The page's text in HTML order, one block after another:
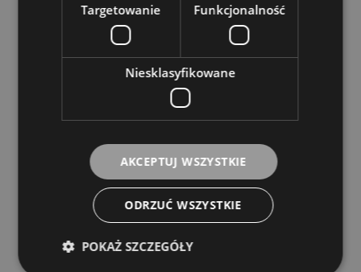
Targetowanie Funkcjonalność
Niesklasyfikowane
AKCEPTUJ WSZYSTKIE
ODRZUĆ WSZYSTKIE
POKAŻ SZCZEGÓŁY